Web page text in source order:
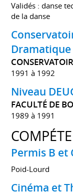
Validés : danse
de la danse
Dramatique
1991 à 1992
Niveau
FACULTÉ DE
1989 à 1991
Permis B et
Poid-Lourd
Cinéma et